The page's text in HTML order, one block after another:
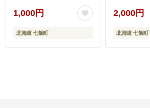
1,000円
北海道 七飯町
2,000円
北海道 七飯町